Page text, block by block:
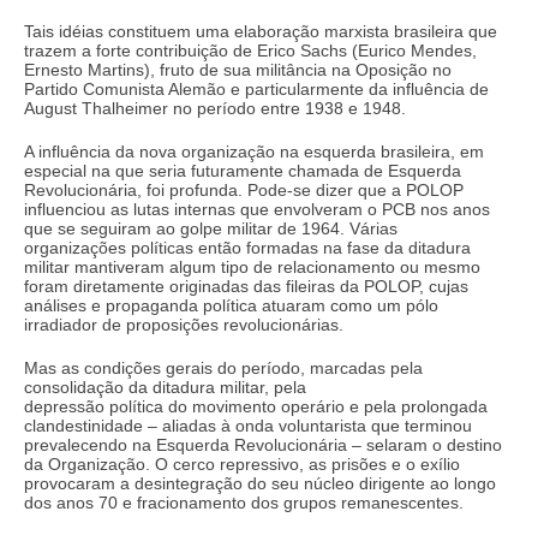
Tais idéias constituem uma elaboração marxista brasileira que
trazem a forte contribuição de Erico Sachs (Eurico Mendes,
Ernesto Martins), fruto de sua militância na Oposição no
Partido Comunista Alemão e particularmente da influência de
August Thalheimer no período entre 1938 e 1948.
A influência da nova organização na esquerda brasileira, em
especial na que seria futuramente chamada de Esquerda
Revolucionária, foi profunda. Pode-se dizer que a POLOP
influenciou as lutas internas que envolveram o PCB nos anos
que se seguiram ao golpe militar de 1964. Várias
organizações políticas então formadas na fase da ditadura
militar mantiveram algum tipo de relacionamento ou mesmo
foram diretamente originadas das fileiras da POLOP, cujas
análises e propaganda política atuaram como um pólo
irradiador de proposições revolucionárias.
Mas as condições gerais do período, marcadas pela
consolidação da ditadura militar, pela
depressão política do movimento operário e pela prolongada
clandestinidade – aliadas à onda voluntarista que terminou
prevalecendo na Esquerda Revolucionária – selaram o destino
da Organização. O cerco repressivo, as prisões e o exílio
provocaram a desintegração do seu núcleo dirigente ao longo
dos anos 70 e fracionamento dos grupos remanescentes.